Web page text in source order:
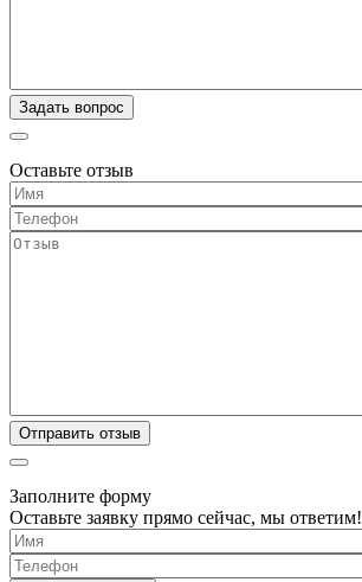
Оставьте отзыв
Заполните форму
Оставьте заявку прямо сейчас, мы ответим!